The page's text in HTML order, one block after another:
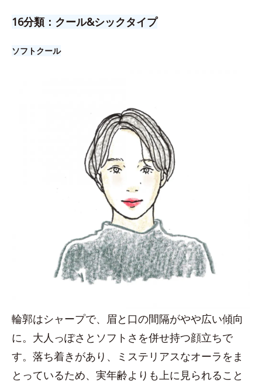
16分類：クール&シックタイプ
ソフトクール
輪郭はシャープで、眉と口の間隔がやや広い傾向
に。大人っぽさとソフトさを併せ持つ顔立ちで
す。落ち着きがあり、ミステリアスなオーラをま
とっているため、実年齢よりも上に見られること